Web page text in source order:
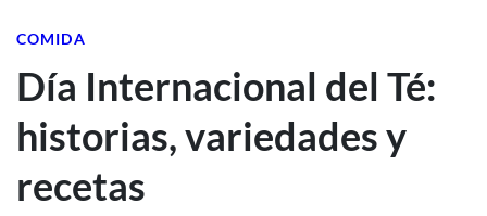
COMIDA
Día Internacional del Té:
historias, variedades y
recetas